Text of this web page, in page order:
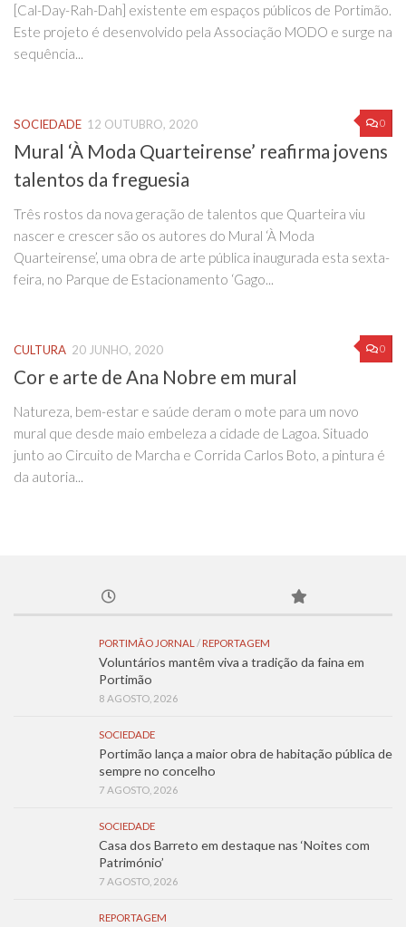
[Cal-Day-Rah-Dah] existente em espaços públicos de Portimão.
Este projeto é desenvolvido pela Associação MODO e surge na
sequência...
0
SOCIEDADE 12 OUTUBRO, 2020
Mural ‘À Moda Quarteirense’ reafirma jovens
talentos da freguesia
Três rostos da nova geração de talentos que Quarteira viu
nascer e crescer são os autores do Mural ‘À Moda
Quarteirense’, uma obra de arte pública inaugurada esta sexta-
feira, no Parque de Estacionamento ‘Gago...
0
CULTURA 20 JUNHO, 2020
Cor e arte de Ana Nobre em mural
Natureza, bem-estar e saúde deram o mote para um novo
mural que desde maio embeleza a cidade de Lagoa. Situado
junto ao Circuito de Marcha e Corrida Carlos Boto, a pintura é
da autoria...
PORTIMÃO JORNAL / REPORTAGEM
Voluntários mantêm viva a tradição da faina em
Portimão
8 AGOSTO, 2026
SOCIEDADE
Portimão lança a maior obra de habitação pública de
sempre no concelho
7 AGOSTO, 2026
SOCIEDADE
Casa dos Barreto em destaque nas ‘Noites com
Património’
7 AGOSTO, 2026
REPORTAGEM